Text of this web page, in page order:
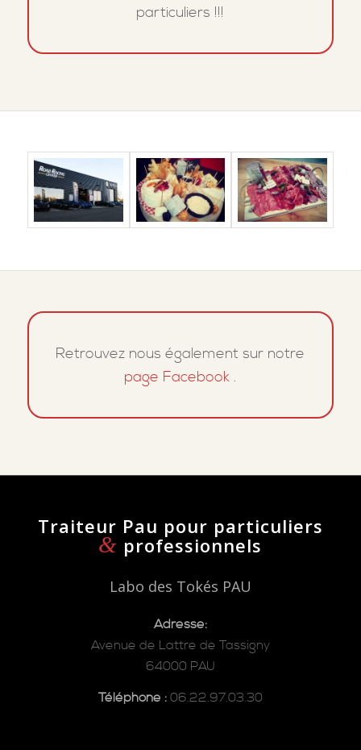
particuliers !!!
Retrouvez nous également sur notre
page Facebook.
Traiteur Pau pour particuliers
& professionnels
Labo des Tokés PAU
Adresse:
Avenue de Lattre de Tassigny
64000 PAU
Téléphone :06.22.97.03.30